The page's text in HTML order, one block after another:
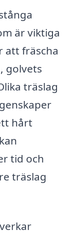
är viktiga
att fräscha
golvets
träslag
hårt
tid och
träslag